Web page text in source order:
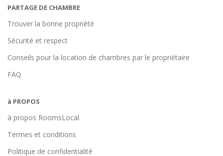
PARTAGE DE CHAMBRE
Trouver la bonne propriété
Sécurité et respect
Conseils pour la location de chambres par le propriétaire
FAQ
à PROPOS
à propos RoomsLocal
Termes et conditions
Politique de confidentialité